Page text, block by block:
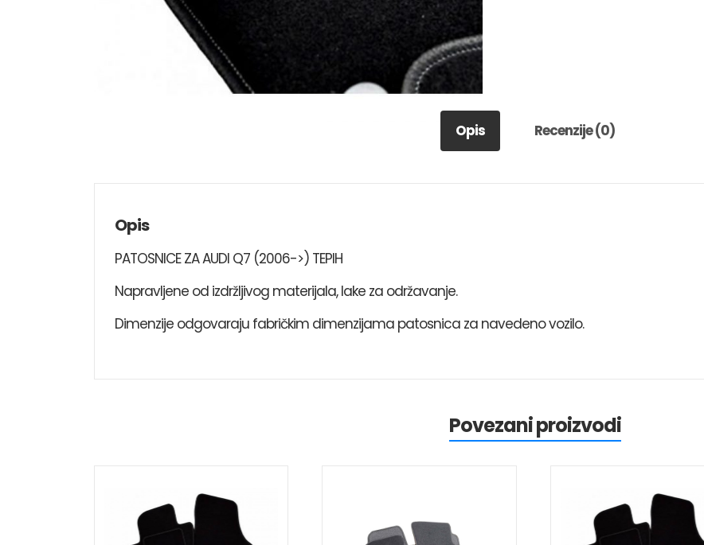
Opis Recenzije (0)
Opis
PATOSNICE ZA AUDI Q7 (2006->) TEPIH
Napravljene od izdržljivog materijala, lake za održavanje.
Dimenzije odgovaraju fabričkim dimenzijama patosnica za navedeno vozilo.
Povezani proizvodi